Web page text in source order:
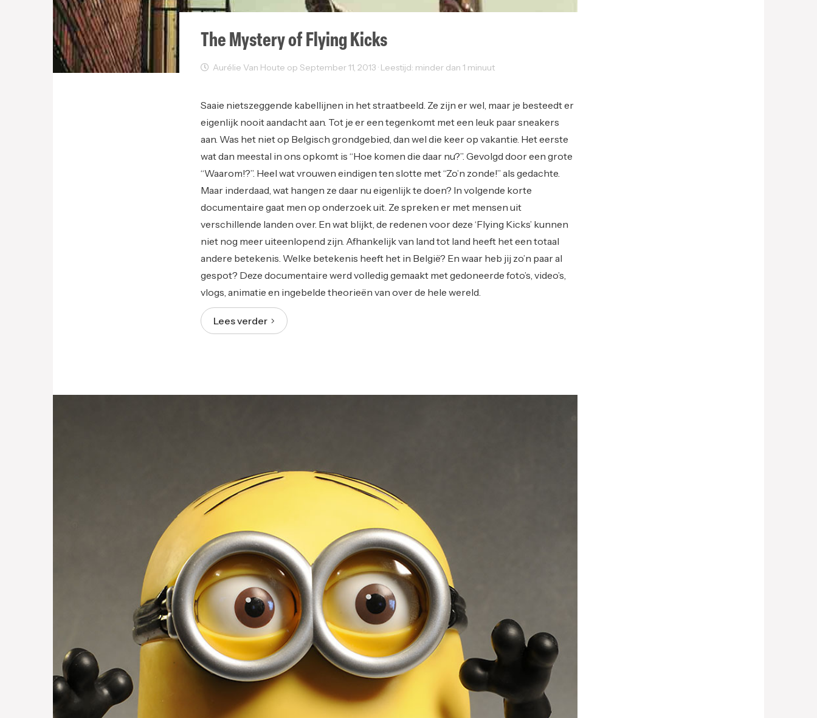
The Mystery of Flying Kicks
Aurélie Van Houte op September 11, 2013 · Leestijd: minder dan 1 minuut
Saaie nietszeggende kabellijnen in het straatbeeld. Ze zijn er wel, maar je besteedt er
eigenlijk nooit aandacht aan. Tot je er een tegenkomt met een leuk paar sneakers
aan. Was het niet op Belgisch grondgebied, dan wel die keer op vakantie. Het eerste
wat dan meestal in ons opkomt is “Hoe komen die daar nu?”. Gevolgd door een grote
“Waarom!?”. Heel wat vrouwen eindigen ten slotte met “Zo’n zonde!” als gedachte.
Maar inderdaad, wat hangen ze daar nu eigenlijk te doen? In volgende korte
documentaire gaat men op onderzoek uit. Ze spreken er met mensen uit
verschillende landen over. En wat blijkt, de redenen voor deze ‘Flying Kicks’ kunnen
niet nog meer uiteenlopend zijn. Afhankelijk van land tot land heeft het een totaal
andere betekenis. Welke betekenis heeft het in België? En waar heb jij zo’n paar al
gespot? Deze documentaire werd volledig gemaakt met gedoneerde foto’s, video’s,
vlogs, animatie en ingebelde theorieën van over de hele wereld.
Lees verder